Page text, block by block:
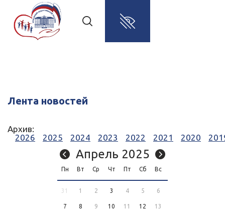
Лента новостей
Архив:
2026
2025 2024 2023 2022 2021 2020
Апрель 2025
Пн Вт Ср Чт Пт Сб Вс
31 1 2 3 4 5 6
7 8 9 10 11 12 13